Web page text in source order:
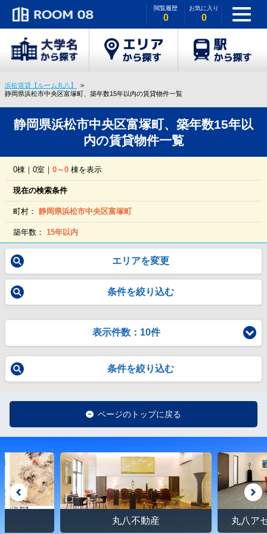
閲覧履歴
0
お気に入り
0
浜松賃貸【ルーム丸八】
静岡県浜松市中央区富塚町、築年数15年以内の賃貸物件一覧
静岡県浜松市中央区富塚町、築年数15年以
内の賃貸物件一覧
0棟｜0室｜0～0 棟を表示
現在の検索条件
町村：静岡県浜松市中央区富塚町
築年数： 15年以内
エリアを変更
条件を絞り込む
表示件数：10件
条件を絞り込む
ページのトップに戻る
丸八不動産 丸八ア